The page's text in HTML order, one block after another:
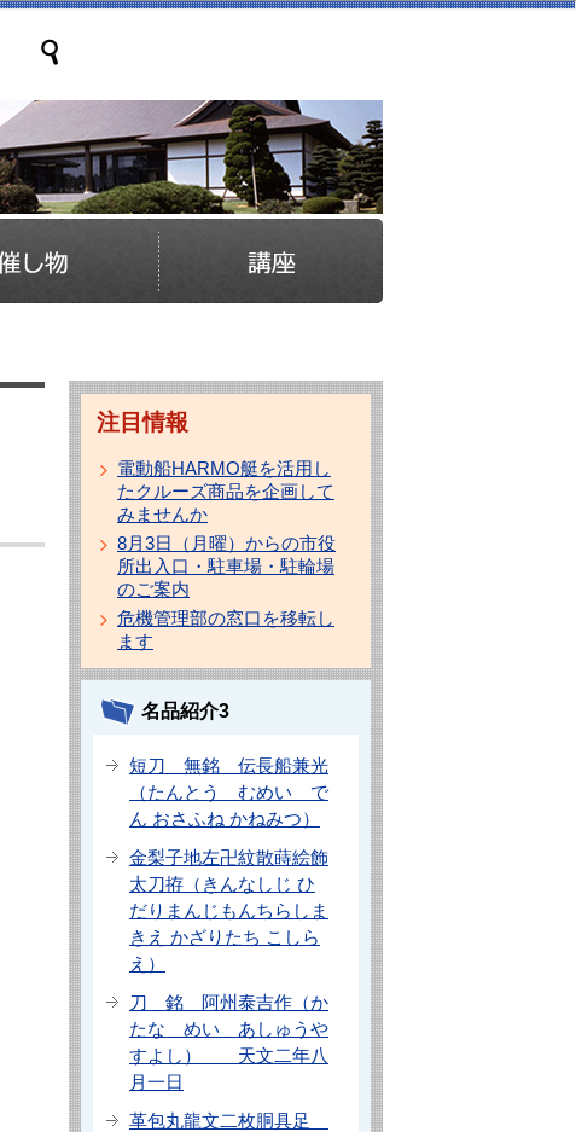
注目情報
電動船HARMO艇を活用し
たクルーズ商品を企画して
みませんか
8月3日（月曜）からの市役
所出入口・駐車場・駐輪場
のご案内
危機管理部の窓口を移転し
ます
名品紹介3
短刀 無銘 伝長船兼光
（たんとう むめい で
ん おさふね かねみつ）
金梨子地左卍紋散蒔絵飾
太刀拵（きんなしじ ひ
だりまんじもんちらしま
きえ かざりたち こしら
え）
刀 銘 阿州泰吉作（か
たな めい あしゅうや
すよし） 天文二年八
月一日
革包丸龍文二枚胴具足